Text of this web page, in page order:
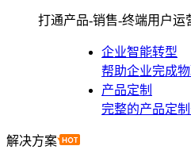
打通产品-销售-终端用户运
企业智能转型
帮助企业完成
产品定制
完整的产品定
解决方案